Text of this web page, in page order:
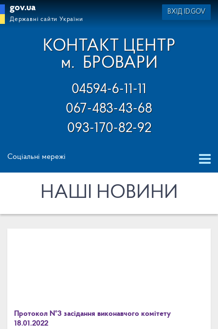
gov.ua
Державні сайти України
ВХІД ID.GOV
КОНТАКТ ЦЕНТР
м. БРОВАРИ
04594-6-11-11
067-483-43-68
093-170-82-92
Соціальні мережі
НАШІ НОВИНИ
Протокол №3 засідання виконавчого комітету
18.01.2022